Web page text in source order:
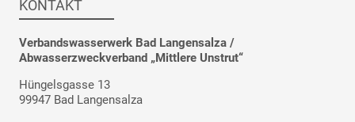
KONTAKT
Verbandswasserwerk Bad Langensalza /
Abwasserzweckverband „Mittlere Unstrut“
Hüngelsgasse 13
99947 Bad Langensalza